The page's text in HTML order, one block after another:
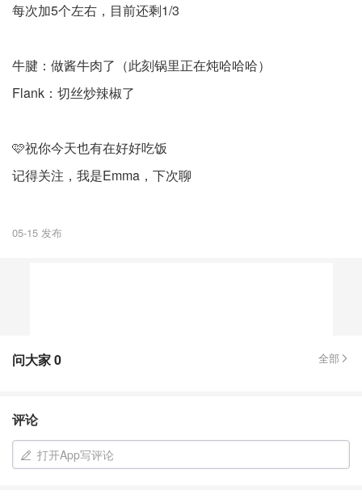
每次加5个左右，目前还剩1/3
牛腱：做酱牛肉了（此刻锅里正在炖哈哈哈）
Flank：切丝炒辣椒了
🩷祝你今天也有在好好吃饭
记得关注，我是Emma，下次聊
05-15 发布
问大家0 全部
评论
打开App写评论